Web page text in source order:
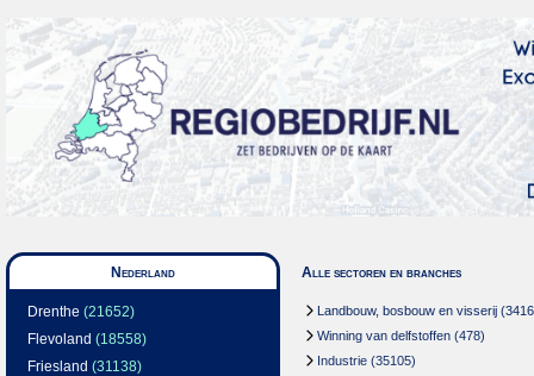
Nederland
Drenthe (21652)
Flevoland (18558)
Friesland (31138)
Alle sectoren en branches
Landbouw, bosbouw en visserij
Winning van delfstoffen (478)
Industrie (35105)